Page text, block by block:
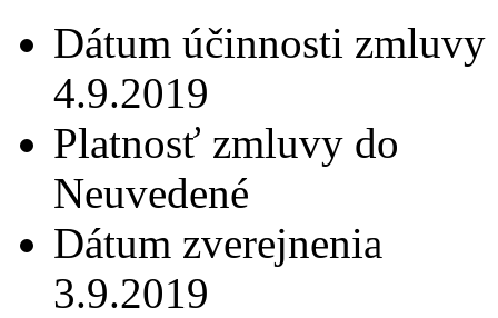
Dátum účinnosti zmluvy
4.9.2019
Platnosť zmluvy do
Neuvedené
Dátum zverejnenia
3.9.2019